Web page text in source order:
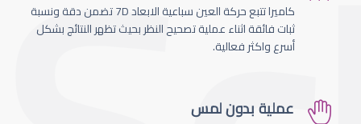
كاميرا تتبع حركة العين سباعية الابعاد 7D تضمن دقة ونسبة
ثبات فائقة اثناء عملية تصحيح النظر بحيث تظهر النتائج بشكل
أسرع واكثر فعالية.
عملية بدون لمس